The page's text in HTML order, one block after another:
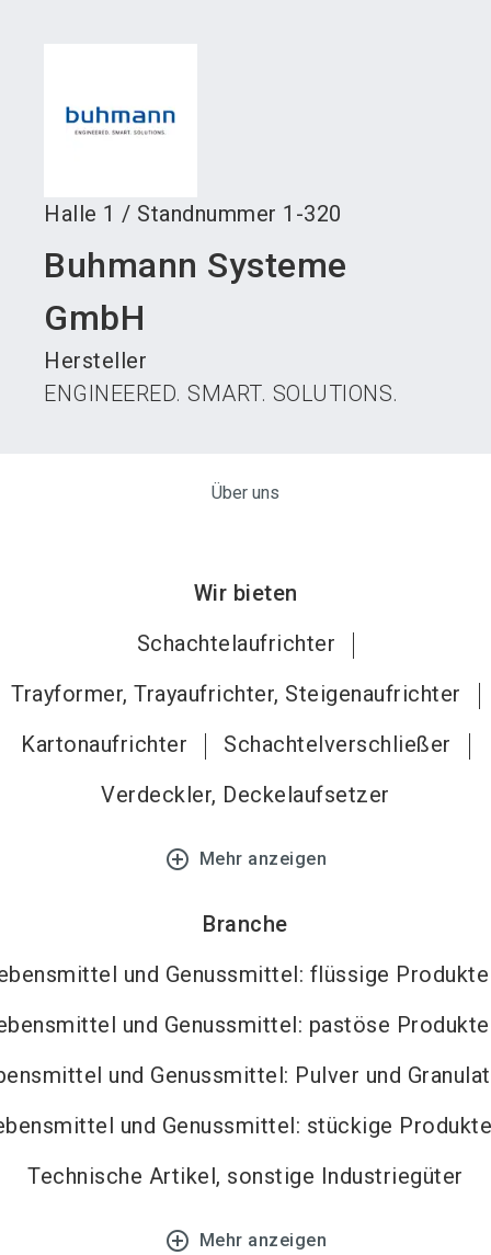
Halle 1 / Standnummer 1-320
Buhmann Systeme
GmbH
Hersteller
ENGINEERED. SMART. SOLUTIONS.
Über uns
Wir bieten
Schachtelaufrichter
Trayformer, Trayaufrichter, Steigenaufrichter
Kartonaufrichter
Schachtelverschließer
Verdeckler, Deckelaufsetzer
add_circle_outline Mehr anzeigen
Branche
und Genussmittel: flüssige Produkte
und Genussmittel: pastöse Produkte
und Genussmittel: Pulver und
und Genussmittel: stückige Produkte
Technische Artikel, sonstige Industriegüter
add_circle_outline Mehr anzeigen